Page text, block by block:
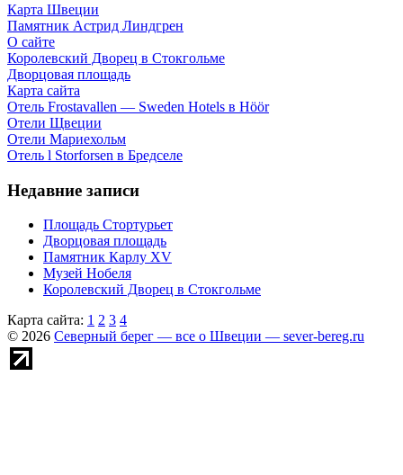
Карта Швеции
Памятник Астрид Линдгрен
О сайте
Королевский Дворец в Стокгольме
Дворцовая площадь
Карта сайта
Отель Frostavallen — Sweden Hotels в Höör
Отели Щвеции
Отели Мариехольм
Отель l Storforsen в Бредселе
Недавние записи
Площадь Стортурьет
Дворцовая площадь
Памятник Карлу XV
Музей Нобеля
Королевский Дворец в Стокгольме
Карта сайта: 1 2 3 4
© 2026 Северный берег — все о Швеции — sever-bereg.ru